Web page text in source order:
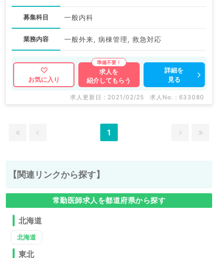
募集科目 一般内科
業務内容 一般外来, 病棟管理, 救急対応
お気に入り
求人を
紹介してもらう
詳細を
見る
求人更新日 : 2021/02/25 求人No. : 633080
1
【関連リンクから探す】
常勤医師求人を都道府県から探す
北海道
北海道
東北